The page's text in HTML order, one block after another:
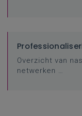
Overzicht van
netwerken …